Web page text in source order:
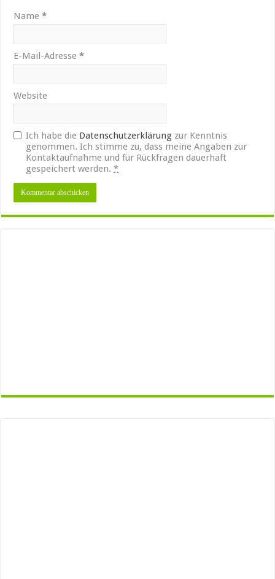
Name*
E-Mail-Adresse*
Website
Ich habe die Datenschutzerklärung zur Kenntnis
genommen. Ich stimme zu, dass meine Angaben zur
Kontaktaufnahme und für Rückfragen dauerhaft
gespeichert werden.*